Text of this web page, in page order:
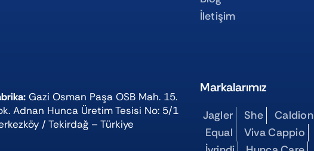
İletişim
Gazi Osman Paşa OSB Mah. 15.
Adnan Hunca Üretim Tesisi No: 5/1
/ Tekirdağ – Türkiye
Markalarımız
Jagler She Caldion
Equal
Viva Cappio